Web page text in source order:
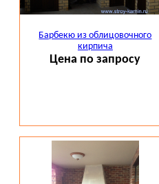
Барбекю из облицовочного
кирпича
Цена по запросу